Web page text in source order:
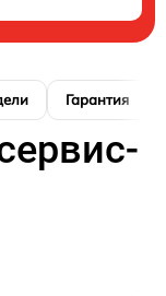
Гарантия